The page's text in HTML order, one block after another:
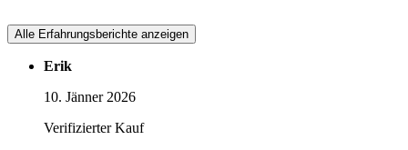
Alle Erfahrungsberichte anzeigen
Erik
10. Jänner 2026
Verifizierter Kauf